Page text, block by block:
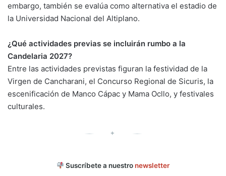
embargo, también se evalúa como alternativa el estadio de
la Universidad Nacional del Altiplano.
¿Qué actividades previas se incluirán rumbo a la
Candelaria 2027?
Entre las actividades previstas figuran la festividad de la
Virgen de Cancharani, el Concurso Regional de Sicuris, la
escenificación de Manco Cápac y Mama Ocllo, y festivales
culturales.
✦
Suscríbete a nuestro newsletter